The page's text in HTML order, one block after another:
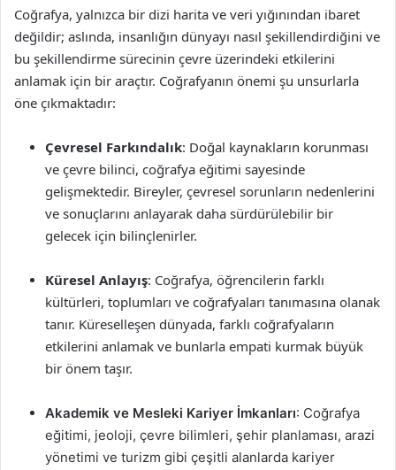
Coğrafya, yalnızca bir dizi harita ve veri yığınından ibaret
değildir; aslında, insanlığın dünyayı nasıl şekillendirdiğini ve
bu şekillendirme sürecinin çevre üzerindeki etkilerini
anlamak için bir araçtır. Coğrafyanın önemi şu unsurlarla
öne çıkmaktadır:
Çevresel Farkındalık: Doğal kaynakların korunması
ve çevre bilinci, coğrafya eğitimi sayesinde
gelişmektedir. Bireyler, çevresel sorunların nedenlerini
ve sonuçlarını anlayarak daha sürdürülebilir bir
gelecek için bilinçlenirler.
Küresel Anlayış: Coğrafya, öğrencilerin farklı
kültürleri, toplumları ve coğrafyaları tanımasına olanak
tanır. Küreselleşen dünyada, farklı coğrafyaların
etkilerini anlamak ve bunlarla empati kurmak büyük
bir önem taşır.
Akademik ve Mesleki Kariyer İmkanları: Coğrafya
eğitimi, jeoloji, çevre bilimleri, şehir planlaması, arazi
yönetimi ve turizm gibi çeşitli alanlarda kariyer